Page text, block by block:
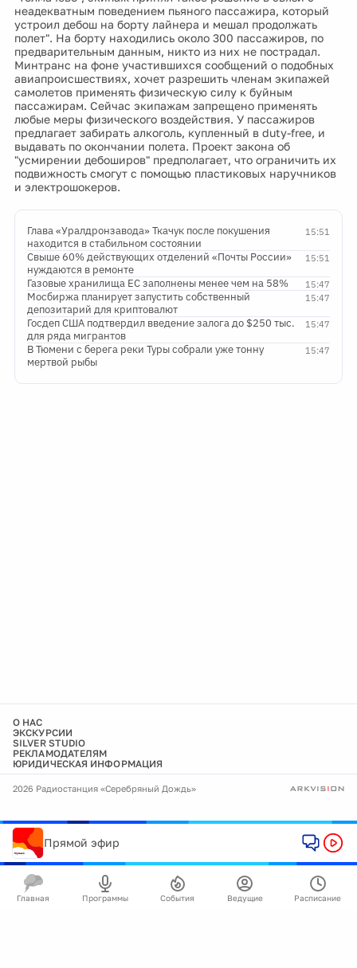
неадекватным поведением пьяного пассажира, который
устроил дебош на борту лайнера и мешал продолжать
полет". На борту находились около 300 пассажиров, по
предварительным данным, никто из них не пострадал.
Минтранс на фоне участившихся сообщений о подобных
авиапроисшествиях, хочет разрешить членам экипажей
самолетов применять физическую силу к буйным
пассажирам. Сейчас экипажам запрещено применять
любые меры физического воздействия. У пассажиров
предлагает забирать алкоголь, купленный в duty-free, и
выдавать по окончании полета. Проект закона об
"усмирении дебоширов" предполагает, что ограничить их
подвижность смогут с помощью пластиковых наручников
и электрошокеров.
15:51
Глава «Уралдронзавода» Ткачук после покушения
находится в стабильном состоянии
15:51
Свыше 60% действующих отделений «Почты России»
нуждаются в ремонте
15:47
Газовые хранилища ЕС заполнены менее чем на 58%
15:47
Мосбиржа планирует запустить собственный
депозитарий для криптовалют
15:47
Госдеп США подтвердил введение залога до $250 тыс.
для ряда мигрантов
15:47
В Тюмени с берега реки Туры собрали уже тонну
мертвой рыбы
О НАС
ЭКСКУРСИИ
SILVER STUDIO
РЕКЛАМОДАТЕЛЯМ
ЮРИДИЧЕСКАЯ ИНФОРМАЦИЯ
2026 Радиостанция «Серебряный Дождь»
Прямой эфир
Главная Программы События Ведущие Расписание